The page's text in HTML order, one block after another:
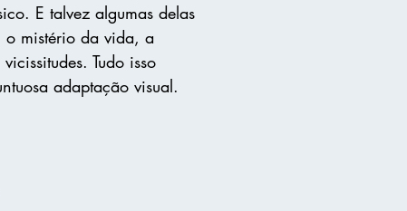
E talvez algumas delas
o mistério da vida, a
Tudo isso
adaptação visual.